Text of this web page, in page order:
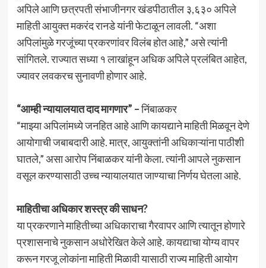
अपिले आणि छत्रपती संभाजीनगर खंडपीठातील ३,६३० अपिले
माहिती आयुक्त मकरंद रानडे यांनी फेटाळून लावली. “अशा
अपिलांमुळे गरजूंच्या प्रकरणांवर विलंब होत आहे,” असे त्यांनी
सांगितले. राज्यात सध्या १ लाखांहून अधिक अपिले प्रलंबित आहेत,
ज्यावर लवकरच सुनावणी होणार आहे.
“आम्ही न्यायालयात दाद मागणार” –निंबाळकर
“माझ्या अपिलांमध्ये जनहित आहे आणि कायद्याने माहिती मिळवून देणे
आयोगाची जबाबदारी आहे. मात्र, आयुक्तांनी अधिकाऱ्यांना पाठीशी
घातले,” असा आरोप निंबाळकर यांनी केला. त्यांनी आपले नुकसान
वसूल करण्यासाठी उच्च न्यायालयात जाण्याचा निर्णय घेतला आहे.
माहितीचा अधिकार शस्त्र की साधन?
या प्रकरणाने माहितीच्या अधिकाराचा गैरवापर आणि त्यातून होणारे
प्रशासनाचे नुकसान अधोरेखित केले आहे. कायद्याचा योग्य वापर
करून गरजू लोकांना माहिती मिळावी यासाठी राज्य माहिती आयोग